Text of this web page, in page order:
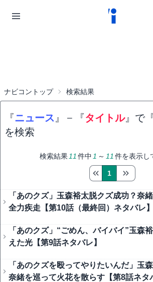
ナビコントップ 検索結果
『ニュース 』 − 『タイトル』で
を検索
検索結果 11 件中 1 ～ 11 件を表示し
1
「あのクズ」玉森裕太脱クズ成功？奈
全力疾走【第10話（最終回）ネタバレ】
「あのクズ」“ごめん、バイバイ”玉森
えた光【第9話ネタバレ】
「あのクズを殴ってやりたいんだ」玉
奈緒を巡って火花を散らす【第8話ネタ